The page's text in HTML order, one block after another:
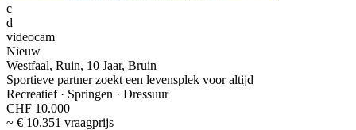
c
d
videocam
Nieuw
Westfaal, Ruin, 10 Jaar, Bruin
Sportieve partner zoekt een levensplek voor altijd
Recreatief · Springen · Dressuur
CHF 10.000
~ € 10.351 vraagprijs